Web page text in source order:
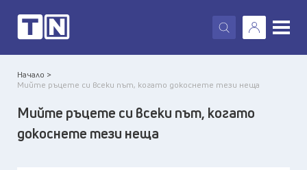
X
Начало >
Мийте ръцете си всеки път, когато докоснете тези неща
Мийте ръцете си всеки път, когато
докоснете тези неща